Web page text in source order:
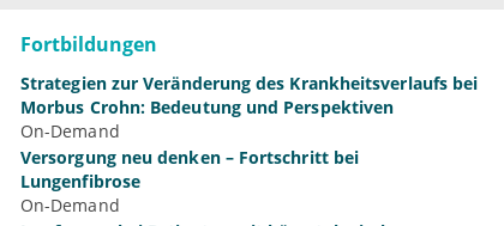
Fortbildungen
Strategien zur Veränderung des Krankheitsverlaufs bei
Morbus Crohn: Bedeutung und Perspektiven
On-Demand
Versorgung neu denken – Fortschritt bei
Lungenfibrose
On-Demand